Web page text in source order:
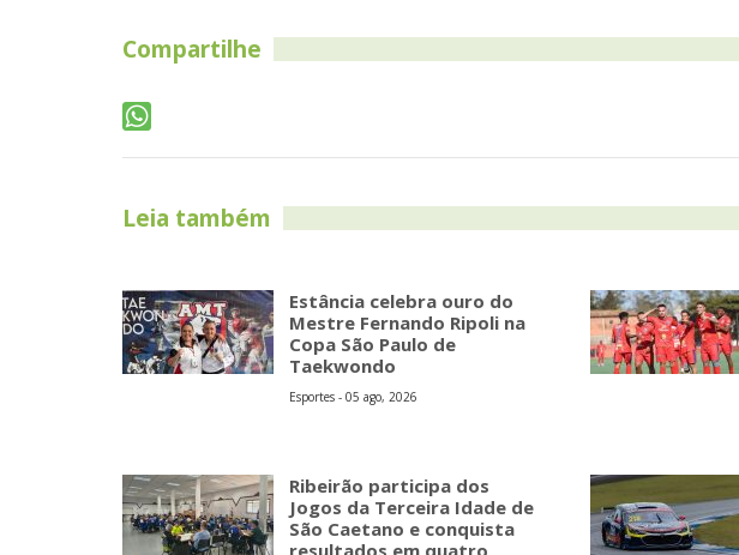
Compartilhe
Leia também
Estância celebra ouro do
Mestre Fernando Ripoli na
Copa São Paulo de
Taekwondo
Esportes - 05 ago, 2026
Ribeirão participa dos
Jogos da Terceira Idade de
São Caetano e conquista